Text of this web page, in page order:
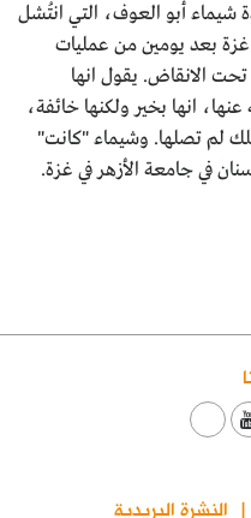
شيماء أبو العوف، التي انتُشل
بعد يومين من عمليات
الانقاض. يقول انها
انها بخير ولكنها خائفة،
لم تصلها. وشيماء "كانت"
في جامعة الأزهر في غزة.
النشرة البريدية